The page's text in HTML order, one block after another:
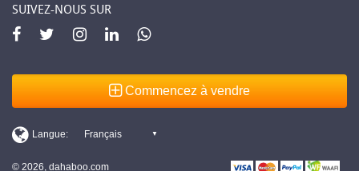
SUIVEZ-NOUS SUR
Commencez à vendre
© 2026, dahaboo.com